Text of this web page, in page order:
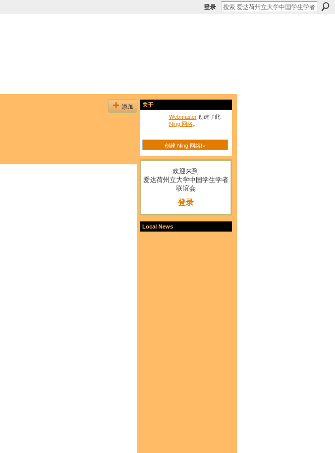
登录
添加 关于
Webmaster创建了此
Ning 网络。
创建 Ning 网络!»
欢迎来到
爱达荷州立大学中国学生学者
联谊会
登录
Local News